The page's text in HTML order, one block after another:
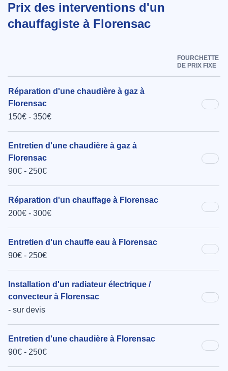
Prix des interventions d'un
chauffagiste à Florensac
FOURCHETTE
DE PRIX FIXE
Réparation d'une chaudière à gaz à
Florensac
150€ - 350€
Entretien d'une chaudière à gaz à
Florensac
90€ - 250€
Réparation d'un chauffage à Florensac
200€ - 300€
Entretien d'un chauffe eau à Florensac
90€ - 250€
Installation d'un radiateur électrique /
convecteur à Florensac
- sur devis
Entretien d'une chaudière à Florensac
90€ - 250€